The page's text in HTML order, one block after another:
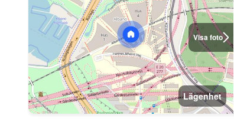
Visa foto
Lägenhet